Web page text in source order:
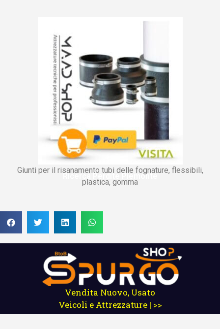
Giunti per il risanamento tubi delle fognature, flessibili,
plastica, gomma
Ricerca Perdite Piemonte
Vendita Nuovo, Usato
Veicoli e Attrezzature | >>